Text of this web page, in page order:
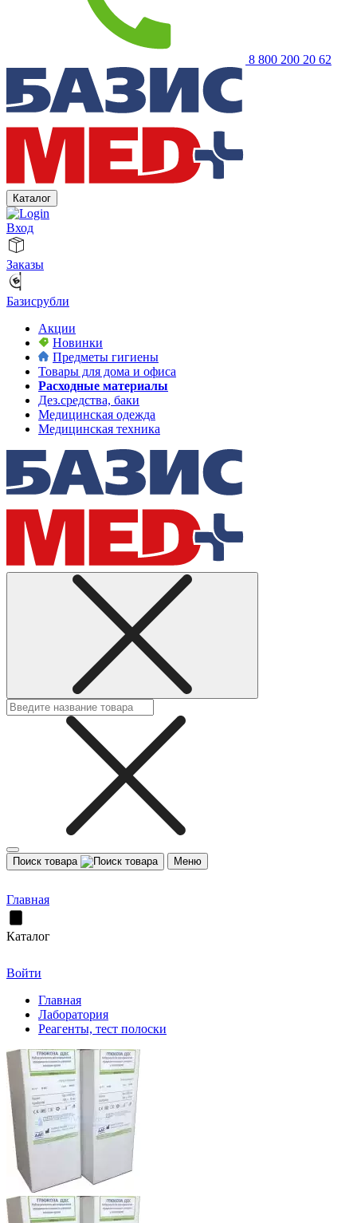
8 800 200 20 62
Каталог
Вход
Заказы
Базисрубли
Акции
Новинки
Предметы гигиены
Товары для дома и офиса
Расходные материалы
Дез.средства, баки
Медицинская одежда
Медицинская техника
Поиск товара Меню
Главная
Каталог
Войти
Главная
Лаборатория
Реагенты, тест полоски